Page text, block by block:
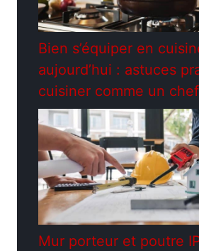
Bien s’équiper en
aujourd’hui : astuces
cuisiner comme un
Mur porteur et poutre